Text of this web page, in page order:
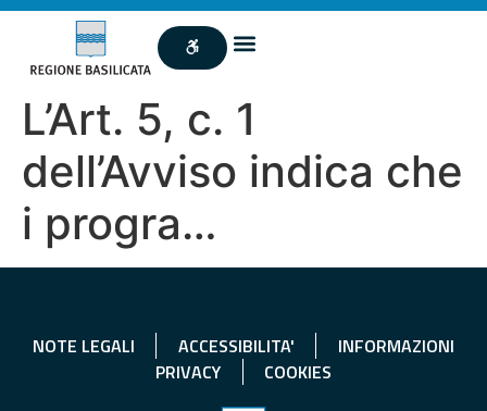
L’Art. 5, c. 1
dell’Avviso indica che
i progra…
NOTE LEGALI ACCESSIBILITA'
INFORMAZIONI
PRIVACY
COOKIES